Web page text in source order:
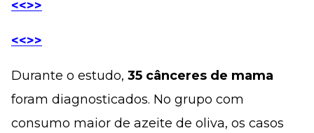
<<>>
<<>>
Durante o estudo, 35 cânceres de mama
foram diagnosticados. No grupo com
consumo maior de azeite de oliva, os casos